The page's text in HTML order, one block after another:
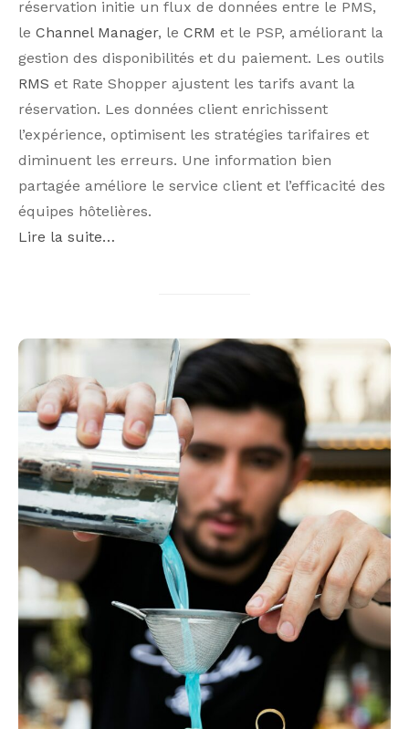
réservation initie un flux de données entre le PMS,
le Channel Manager, le CRM et le PSP, améliorant la
gestion des disponibilités et du paiement. Les outils
RMS et Rate Shopper ajustent les tarifs avant la
réservation. Les données client enrichissent
l’expérience, optimisent les stratégies tarifaires et
diminuent les erreurs. Une information bien
partagée améliore le service client et l’efficacité des
équipes hôtelières.
Lire la suite…